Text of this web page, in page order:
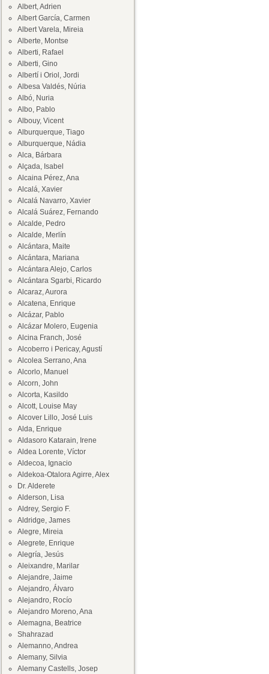
Albert, Adrien
Albert García, Carmen
Albert Varela, Mireia
Alberte, Montse
Alberti, Rafael
Alberti, Gino
Albertí i Oriol, Jordi
Albesa Valdés, Núria
Albó, Nuria
Albo, Pablo
Albouy, Vicent
Alburquerque, Tiago
Alburquerque, Nádia
Alca, Bárbara
Alçada, Isabel
Alcaina Pérez, Ana
Alcalá, Xavier
Alcalá Navarro, Xavier
Alcalá Suárez, Fernando
Alcalde, Pedro
Alcalde, Merlín
Alcántara, Maite
Alcántara, Mariana
Alcántara Alejo, Carlos
Alcántara Sgarbi, Ricardo
Alcaraz, Aurora
Alcatena, Enrique
Alcázar, Pablo
Alcázar Molero, Eugenia
Alcina Franch, José
Alcoberro i Pericay, Agustí
Alcolea Serrano, Ana
Alcorlo, Manuel
Alcorn, John
Alcorta, Kasildo
Alcott, Louise May
Alcover Lillo, José Luis
Alda, Enrique
Aldasoro Katarain, Irene
Aldea Lorente, Víctor
Aldecoa, Ignacio
Aldekoa-Otalora Agirre, Alex
Dr. Alderete
Alderson, Lisa
Aldrey, Sergio F.
Aldridge, James
Alegre, Mireia
Alegrete, Enrique
Alegría, Jesús
Aleixandre, Marilar
Alejandre, Jaime
Alejandro, Álvaro
Alejandro, Rocío
Alejandro Moreno, Ana
Alemagna, Beatrice
Shahrazad
Alemanno, Andrea
Alemany, Silvia
Alemany Castells, Josep